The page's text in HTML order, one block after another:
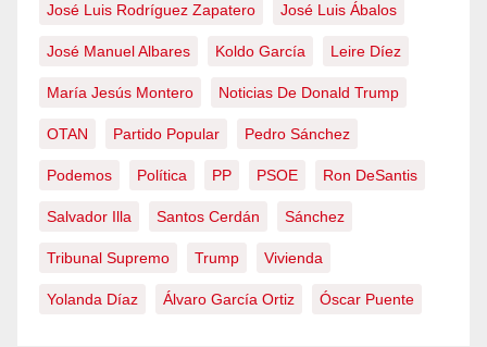
José Luis Rodríguez Zapatero José Luis Ábalos
José Manuel Albares Koldo García Leire Díez
María Jesús Montero Noticias De Donald Trump
OTAN Partido Popular Pedro Sánchez
Podemos Política PP PSOE Ron DeSantis
Salvador Illa Santos Cerdán Sánchez
Tribunal Supremo Trump Vivienda
Yolanda Díaz Álvaro García Ortiz Óscar Puente